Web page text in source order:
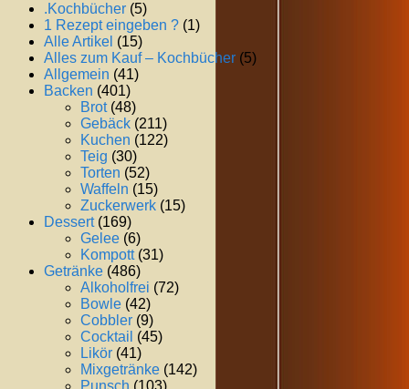
.Kochbücher (5)
1 Rezept eingeben ? (1)
Alle Artikel (15)
Alles zum Kauf – Kochbücher (5)
Allgemein (41)
Backen (401)
Brot(48)
Gebäck (211)
Kuchen (122)
Teig (30)
Torten (52)
Waffeln (15)
Zuckerwerk (15)
Dessert(169)
Gelee (6)
Kompott(31)
Getränke (486)
Alkoholfrei (72)
Bowle (42)
Cobbler (9)
Cocktail (45)
Likör (41)
Mixgetränke (142)